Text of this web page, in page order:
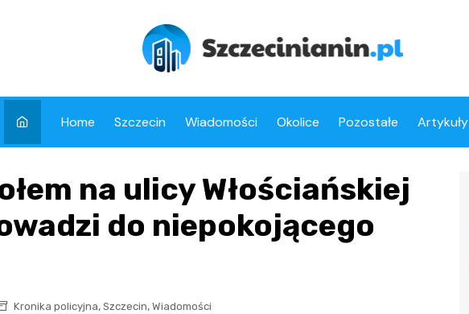
Home Szczecin Wiadomości Okolice Pozostałe Artykuły
na ulicy Włościańskiej
do niepokojącego
Kronika policyjna, Szczecin, Wiadomości